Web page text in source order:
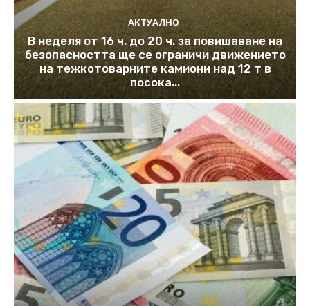
АКТУАЛНО
В неделя от 16 ч. до 20 ч. за повишаване на
безопасността ще се ограничи движението
на тежкотоварните камиони над 12 т в
посока...